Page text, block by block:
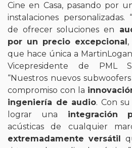
Cine en Casa, pasando por
instalaciones personalizadas.
de ofrecer soluciones en
por un precio excepcional
que hace única a
Vicepresidente de PML
“Nuestros nuevos
compromiso con la
ingeniería de audio. Con
lograr una integración
acústicas de cualquier
extremadamente versátil